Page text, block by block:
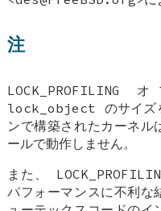
注
LOCK_PROFILING オ
lock_object
のサイズ
ンで構築されたカーネル
ールで動作しません。
また、
パフォーマンスに不利な